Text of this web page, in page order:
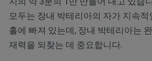
모두는 장내 박테리아의 자가 지속적
홀에 빠져 있는데, 장내 박테리아는
재력을 되찾는 데 중요합니다.